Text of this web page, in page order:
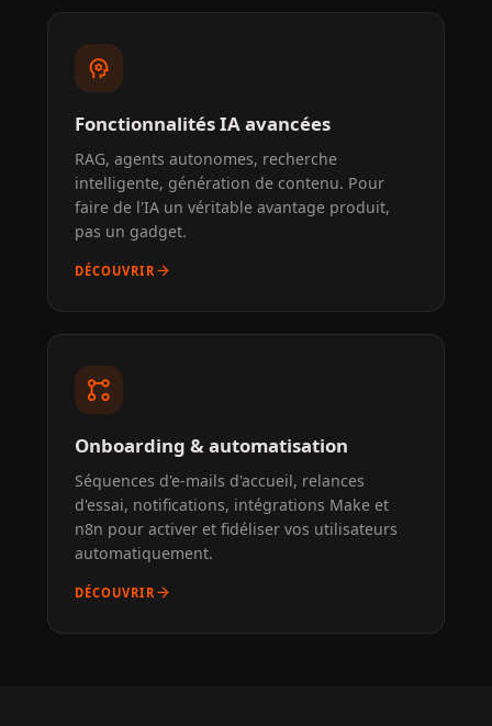
psychology
Fonctionnalités IA avancées
RAG, agents autonomes, recherche
intelligente, génération de contenu. Pour
faire de l'IA un véritable avantage produit,
pas un gadget.
DÉCOUVRIRarrow_forward
linked_services
Onboarding & automatisation
Séquences d'e-mails d'accueil, relances
d'essai, notifications, intégrations Make et
n8n pour activer et fidéliser vos utilisateurs
automatiquement.
DÉCOUVRIRarrow_forward